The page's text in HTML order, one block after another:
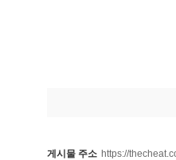
게시물 주소 https://